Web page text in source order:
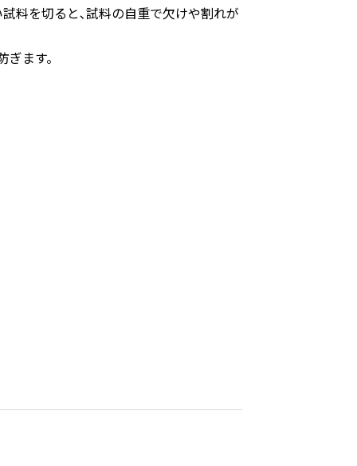
料を切ると､試料の自重で欠けや割れが
ます。